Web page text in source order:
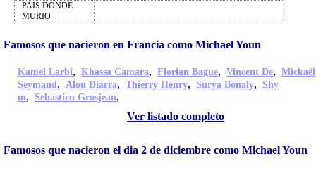
PAIS DONDE
MURIO
Famosos que nacieron en Francia como Michael Youn
Kamel Larbi, Khassa Camara, Florian Bague, Vincent De, Mickaël
Seymand, Alou Diarra, Thierry Henry, Surya Bonaly, Shy
m, Sebastien Grosjean,
Ver listado completo
Famosos que nacieron el dia 2 de diciembre como Michael Youn